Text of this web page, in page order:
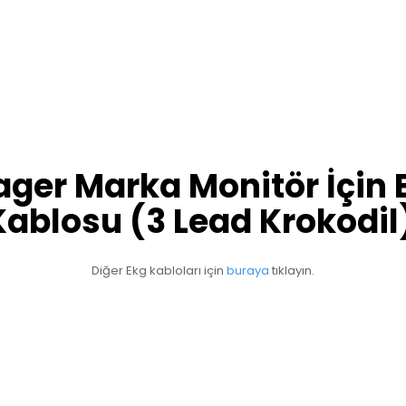
Marka Monitör İçin
(3 Lead
Diğer Ekg kabloları için buraya tıklayın.